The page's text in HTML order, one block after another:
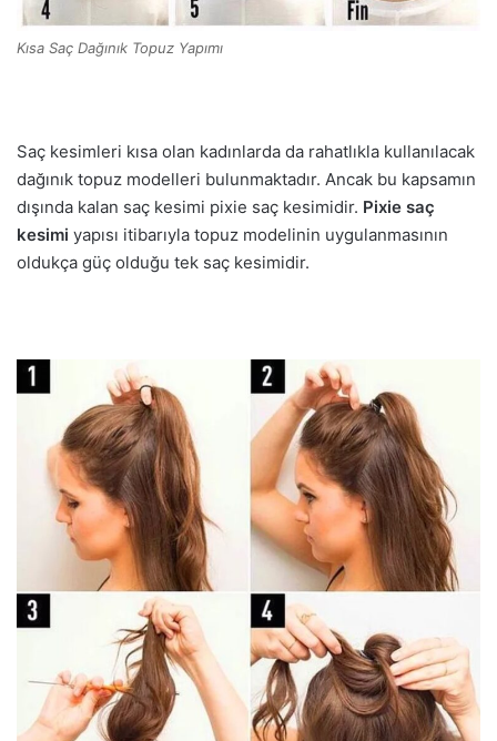
Kısa Saç Dağınık Topuz Yapımı
Saç kesimleri kısa olan kadınlarda da rahatlıkla kullanılacak
dağınık topuz modelleri bulunmaktadır. Ancak bu kapsamın
dışında kalan saç kesimi pixie saç kesimidir. Pixie saç
kesimi yapısı itibarıyla topuz modelinin uygulanmasının
oldukça güç olduğu tek saç kesimidir.